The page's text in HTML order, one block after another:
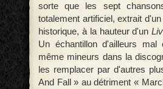
sorte que les sept
totalement artificiel, extrait
historique, à la hauteur d'un
Un échantillon d'ailleurs
même mineurs dans la
les remplacer par d'autres
And Fall » au détriment «